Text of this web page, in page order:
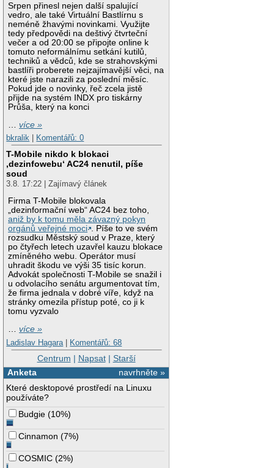
Srpen přinesl nejen další spalující
vedro, ale také Virtuální Bastlírnu s
neméně žhavými novinkami. Využijte
tedy předpovědi na deštivý čtvrteční
večer a od 20:00 se připojte online k
tomuto neformálnímu setkání kutilů,
techniků a vědců, kde se strahovskými
bastlíři proberete nejzajímavější věci, na
které jste narazili za poslední měsíc.
Pokud jde o novinky, řeč zcela jistě
přijde na systém INDX pro tiskárny
Průša, který na konci
…více »
bkralik
Komentářů: 0
T-Mobile nikdo k blokaci
‚dezinfowebu‘ AC24 nenutil, píše
soud
3.8. 17:22 | Zajímavý článek
Firma T-Mobile blokovala
„dezinformační web“ AC24 bez toho,
aniž by k tomu měla závazný pokyn
orgánů veřejné moci . Píše to ve svém
rozsudku Městský soud v Praze, který
po čtyřech letech uzavřel kauzu blokace
zmíněného webu. Operátor musí
uhradit škodu ve výši 35 tisíc korun.
Advokát společnosti T-Mobile se snažil i
u odvolacího senátu argumentovat tím,
že firma jednala v dobré víře, když na
stránky omezila přístup poté, co ji k
tomu vyzvalo
…více »
Ladislav Hagara | Komentářů: 68
Centrum | Napsat| Starší
navrhněte »
Anketa
Které desktopové prostředí na Linuxu
používáte?
Budgie (10%)
Cinnamon (7%)
COSMIC (2%)